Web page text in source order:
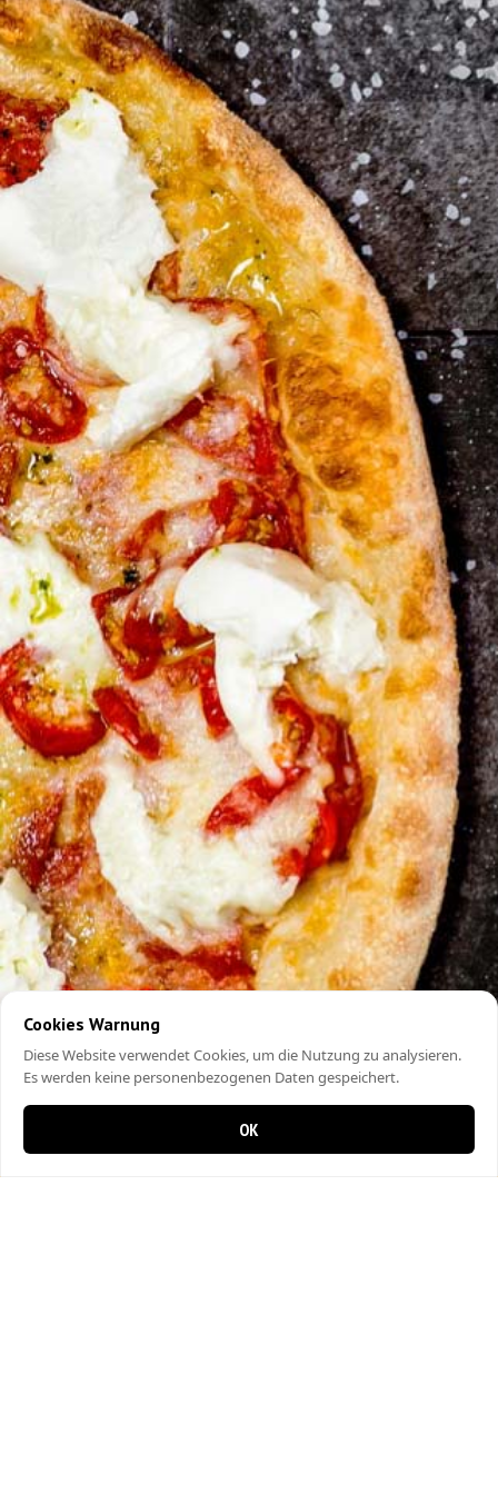
Cookies Warnung
Diese Website verwendet Cookies, um die Nutzung zu analysieren.
Es werden keine personenbezogenen Daten gespeichert.
OK